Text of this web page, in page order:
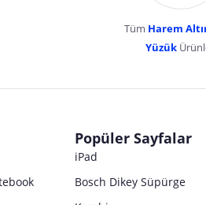
Tüm Harem
Yüzük
Popüler Sayfalar
iPad
Bosch Dikey Süpürge